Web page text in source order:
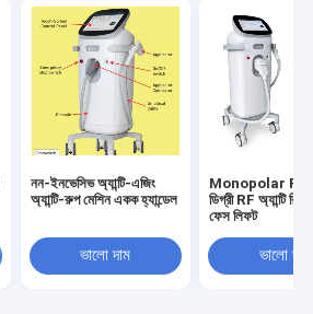
নন-ইনভেসিভ অ্যান্টি-এজিং
অ্যান্টি-রুপ মেশিন একক হ্যান্ডেল
ভালো দাম
Monopolar RF
ডিগ্রী RF অ্যান্টি
ফেস লিফট
ভালো দাম